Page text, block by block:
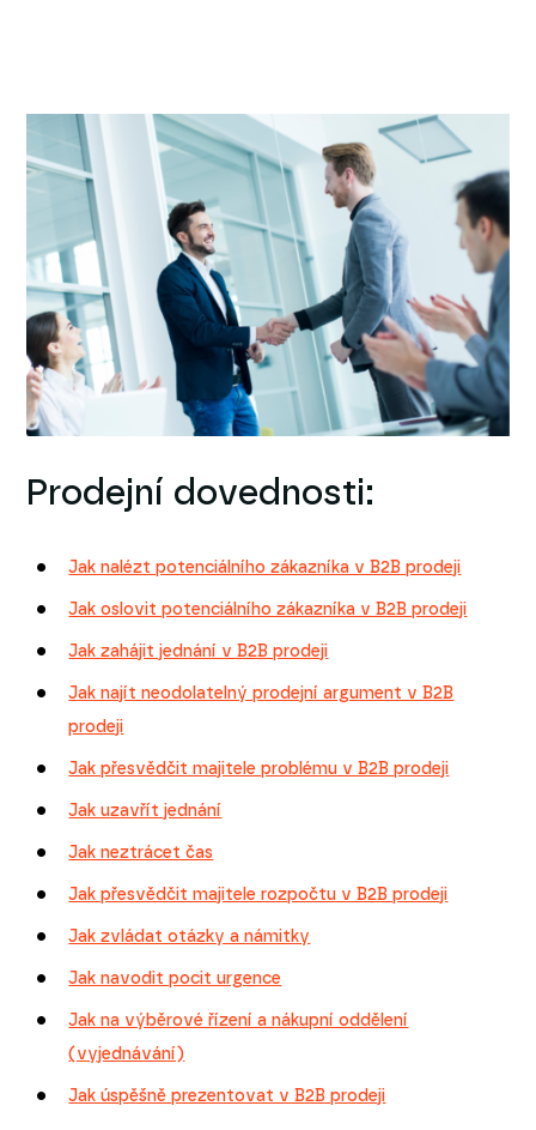
Prodejní dovednosti:
Jak nalézt potenciálního zákazníka v B2B prodeji
Jak oslovit potenciálního zákazníka v B2B prodeji
Jak zahájit jednání v B2B prodeji
Jak najít neodolatelný prodejní argument v B2B
prodeji
Jak přesvědčit majitele problému v B2B prodeji
Jak uzavřít jednání
Jak neztrácet čas
Jak přesvědčit majitele rozpočtu v B2B prodeji
Jak zvládat otázky a námitky
Jak navodit pocit urgence
Jak na výběrové řízení a nákupní oddělení
(vyjednávání)
Jak úspěšně prezentovat v B2B prodeji